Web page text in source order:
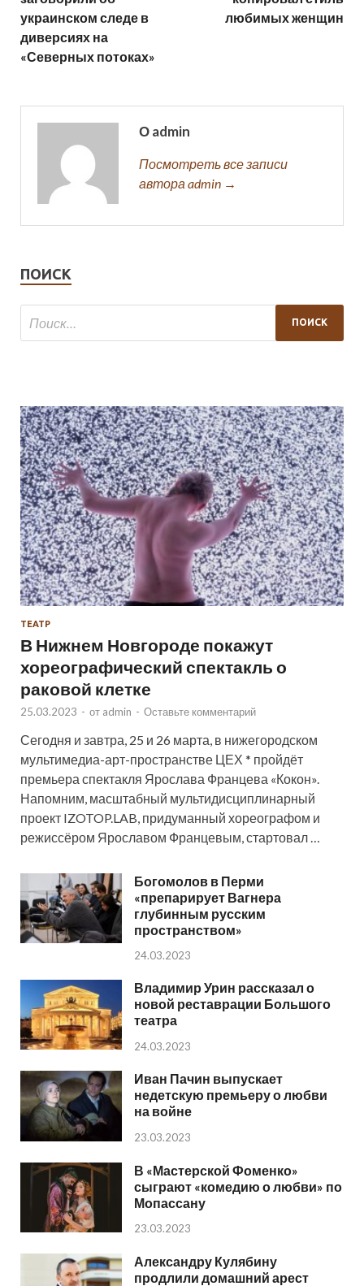
украинском следе в
диверсиях на
«Северных потоках»
любимых женщин
О admin
Посмотреть все записи
автора admin →
ПОИСК
ТЕАТР
В Нижнем Новгороде покажут
хореографический спектакль о
раковой клетке
25.03.2023 - от admin - Оставьте комментарий
Сегодня и завтра, 25 и 26 марта, в нижегородском
мультимедиа-арт-пространстве ЦЕХ * пройдёт
премьера спектакля Ярослава Францева «Кокон».
Напомним, масштабный мультидисциплинарный
проект IZOTOP.LAB, придуманный хореографом и
режиссёром Ярославом Францевым, стартовал …
Богомолов в Перми
«препарирует Вагнера
глубинным русским
пространством»
24.03.2023
Владимир Урин рассказал о
новой реставрации Большого
театра
24.03.2023
Иван Пачин выпускает
недетскую премьеру о любви
на войне
23.03.2023
В «Мастерской Фоменко»
сыграют «комедию о любви» по
Мопассану
23.03.2023
Александру Кулябину
продлили домашний арест